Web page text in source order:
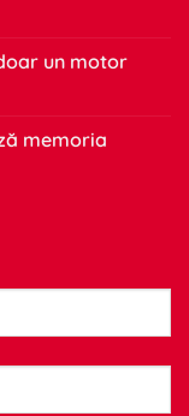
un motor
memoria